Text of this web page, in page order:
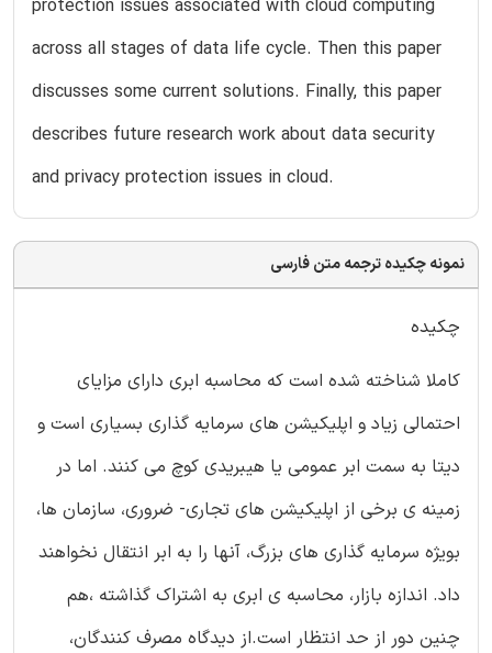
protection issues associated with cloud computing
across all stages of data life cycle. Then this paper
discusses some current solutions. Finally, this paper
describes future research work about data security
and privacy protection issues in cloud.
نمونه چکیده ترجمه متن فارسی
چکیده
کاملا شناخته شده است که محاسبه ابری دارای مزایای
احتمالی زیاد و اپلیکیشن های سرمایه گذاری بسیاری است و
دیتا به سمت ابر عمومی یا هیبریدی کوچ می کنند. اما در
زمینه ی برخی از اپلیکیشن های تجاری- ضروری، سازمان ها،
بویژه سرمایه گذاری های بزرگ، آنها را به ابر انتقال نخواهند
داد. اندازه بازار، محاسبه ی ابری به اشتراک گذاشته ،هم
چنین دور از حد انتظار است.از دیدگاه مصرف کنندگان،